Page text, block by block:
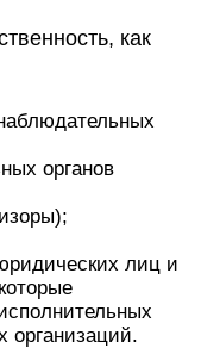
как
органов
лиц и
организаций.